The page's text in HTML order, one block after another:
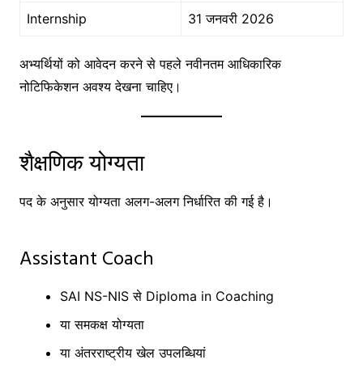
Internship 31 जनवरी 2026
अभ्यर्थियों को आवेदन करने से पहले नवीनतम आधिकारिक
नोटिफिकेशन अवश्य देखना चाहिए।
शैक्षणिक योग्यता
पद के अनुसार योग्यता अलग-अलग निर्धारित की गई है।
Assistant Coach
SAI NS-NIS से Diploma in Coaching
या समकक्ष योग्यता
या अंतरराष्ट्रीय खेल उपलब्धियां